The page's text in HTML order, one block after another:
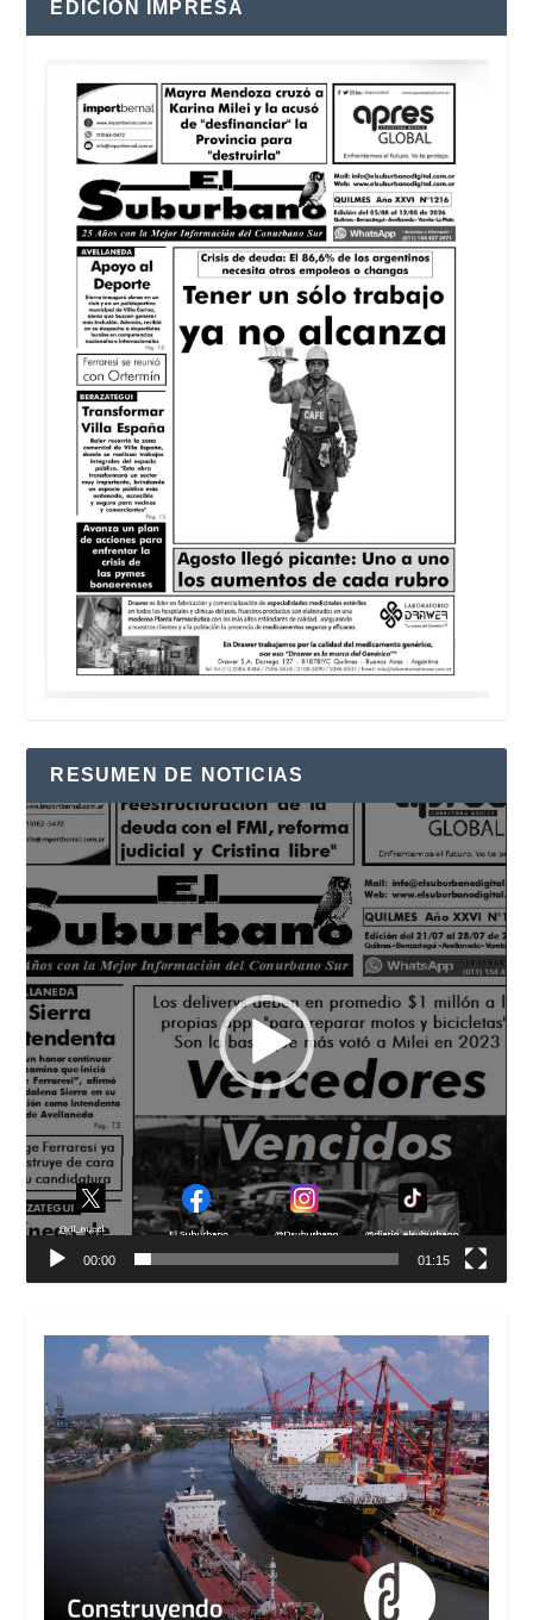
EDICIÓN IMPRESA
RESUMEN DE NOTICIAS
Reproductor
de
vídeo
00:00 01:15